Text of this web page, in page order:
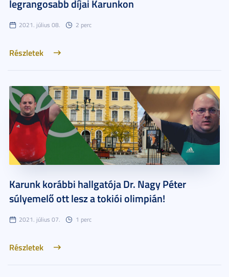
legrangosabb díjai Karunkon
2021. július 08. 2 perc
Részletek
Karunk korábbi hallgatója Dr. Nagy Péter
súlyemelő ott lesz a tokiói olimpián!
2021. július 07. 1 perc
Részletek